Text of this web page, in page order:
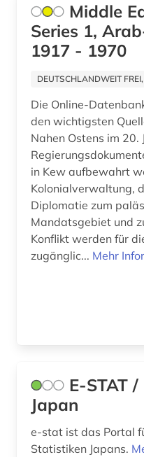
Middle
Series 1,
1917 - 1970
DEUTSCHLANDWEIT
Die Online-
den wichtigsten
Nahen Ostens im
in Kew aufbewahrt
Kolonialverwaltung,
Diplomatie zum
Mandatsgebiet und
Konflikt werden für
zugänglic... Mehr
E-STAT
Japan
e-stat ist das Portal
Statistiken Japans.